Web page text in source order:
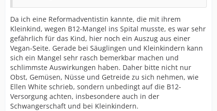
Da ich eine Reformadventistin kannte, die mit ihrem
Kleinkind, wegen B12-Mangel ins Spital musste, es war sehr
gefährlich für das Kind, hier noch ein Auszug aus einer
Vegan-Seite. Gerade bei Säuglingen und Kleinkindern kann
sich ein Mangel sehr rasch bemerkbar machen und
schlimmste Auswirkungen haben. Daher bitte nicht nur
Obst, Gemüsen, Nüsse und Getreide zu sich nehmen, wie
Ellen White schrieb, sondern unbedingt auf die B12-
Versorgung achten, insbesondere auch in der
Schwangerschaft und bei Kleinkindern.